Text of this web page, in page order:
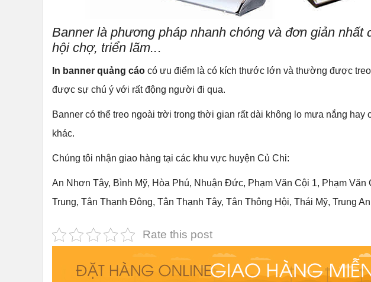
Banner là phương pháp nhanh chóng và đơn giản
hội chợ, triển lãm...
In banner quảng cáo có ưu điểm là có kích thước lớn và thường được
được sự chú ý với rất động người đi qua.
Banner có thể treo ngoài trời trong thời gian rất dài không lo mưa nắng
khác.
Chúng tôi nhận giao hàng tại các khu vực huyện Củ Chi:
An Nhơn Tây, Bình Mỹ, Hòa Phú, Nhuận Đức, Phạm Văn Cội 1, Phạm
Trung, Tân Thạnh Đông, Tân Thạnh Tây, Tân Thông Hội, Thái Mỹ, Trung
Rate this post